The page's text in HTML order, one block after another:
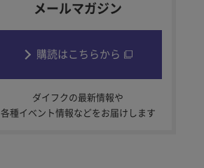
メールマガジン
購読はこちらから
ダイフクの最新情報や
各種イベント情報などをお届けします